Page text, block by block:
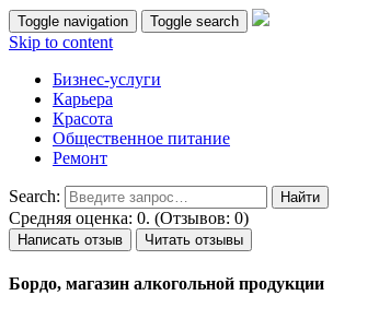
Toggle navigation Toggle search
Skip to content
Бизнес-услуги
Карьера
Красота
Общественное питание
Ремонт
Search:
Средняя оценка: 0. (Отзывов: 0)
Написать отзыв Читать отзывы
Бордо, магазин алкогольной продукции